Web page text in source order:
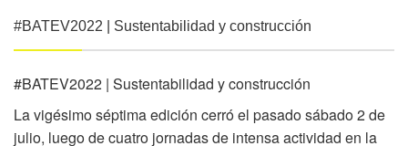
#BATEV2022 | Sustentabilidad y construcción
#BATEV2022 | Sustentabilidad y construcción
La vigésimo séptima edición cerró el pasado sábado 2 de
julio, luego de cuatro jornadas de intensa actividad en la